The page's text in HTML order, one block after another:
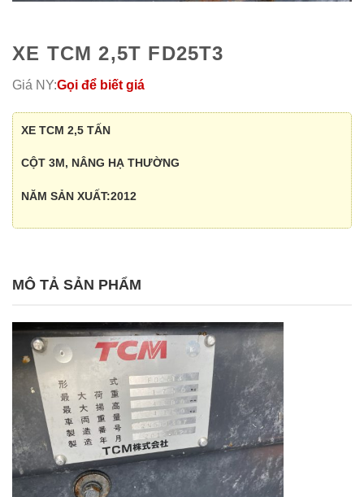
XE TCM 2,5T FD25T3
Giá NY:Gọi để biết giá
XE TCM 2,5 TẤN
CỘT 3M, NÂNG HẠ THƯỜNG
NĂM SẢN XUẤT:2012
MÔ TẢ SẢN PHẨM